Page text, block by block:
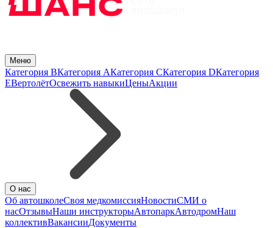
Меню
Категория BКатегория AКатегория CКатегория DКатегория
EВертолётОсвежить навыкиЦеныАкции
О нас
Об автошколеСвоя медкомиссияНовостиСМИ о
насОтзывыНаши инструкторыАвтопаркАвтодромНаш
коллективВакансииДокументы